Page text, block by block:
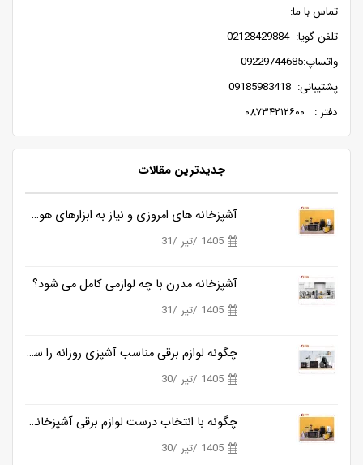
تماس با ما:
تلفن گویا: 02128429884
واتساپ:09229744685
پشتیبانی: 09185983418
دفتر : ۰۸۷۳۴۲۱۲۶۰۰
جدیدترین مقالات
آشپزخانه های امروزی و نیاز به ابزارهای هوشمندتر
1405 /تیر /31
آشپزخانه مدرن با چه لوازمی کامل می شود؟
1405 /تیر /31
چگونه لوازم برقی مناسب آشپزی روزانه را ساده تر می کنند؟
1405 /تیر /30
چگونه با انتخاب درست لوازم برقی آشپزخانه، زمان آشپزی را نصف کنیم؟
1405 /تیر /30